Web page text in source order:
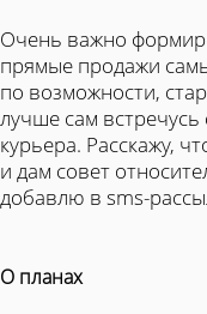
Очень важно
прямые продажи
по возможности,
лучше сам
курьера. Расскажу,
и дам совет
добавлю в sms-
О планах